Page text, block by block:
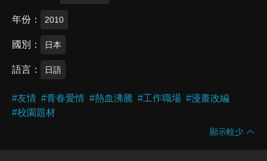
年份 2010
國別 日本
語言 日語
#友情 #青春愛情 #熱血沸騰 #工作職場 #漫畫改編
#校園題材
顯示較少